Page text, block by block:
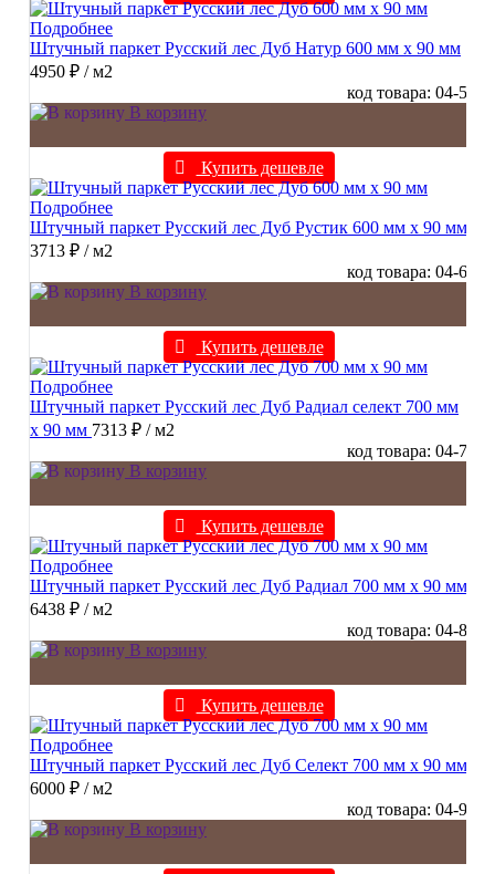
Подробнее
Штучный паркет Русский лес Дуб Натур 600 мм х 90 мм
4950 ₽ / м2
код товара: 04-5
В корзину
Купить дешевле
Подробнее
Штучный паркет Русский лес Дуб Рустик 600 мм х 90 мм
3713 ₽ / м2
код товара: 04-6
В корзину
Купить дешевле
Подробнее
Штучный паркет Русский лес Дуб Радиал cелект 700 мм
х 90 мм 7313 ₽ / м2
код товара: 04-7
В корзину
Купить дешевле
Подробнее
Штучный паркет Русский лес Дуб Радиал 700 мм х 90 мм
6438 ₽ / м2
код товара: 04-8
В корзину
Купить дешевле
Подробнее
Штучный паркет Русский лес Дуб Селект 700 мм х 90 мм
6000 ₽ / м2
код товара: 04-9
В корзину